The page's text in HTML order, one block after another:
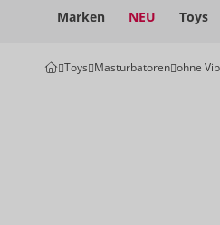
Marken NEU Toys
Toys Masturbatoren ohne